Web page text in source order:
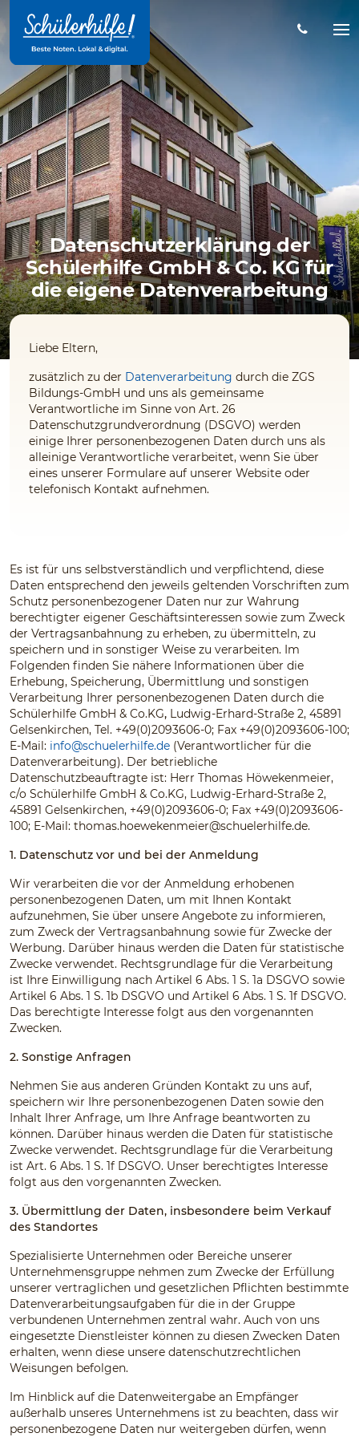
Hauptinhalt
Datenschutzerklärung der
Schülerhilfe GmbH & Co. KG für
die eigene Datenverarbeitung
Liebe Eltern,
zusätzlich zu der Datenverarbeitung durch die ZGS
Bildungs-GmbH und uns als gemeinsame
Verantwortliche im Sinne von Art. 26
Datenschutzgrundverordnung (DSGVO) werden
einige Ihrer personenbezogenen Daten durch uns als
alleinige Verantwortliche verarbeitet, wenn Sie über
eines unserer Formulare auf unserer Website oder
telefonisch Kontakt aufnehmen.
Es ist für uns selbstverständlich und verpflichtend, diese
Daten entsprechend den jeweils geltenden Vorschriften zum
Schutz personenbezogener Daten nur zur Wahrung
berechtigter eigener Geschäftsinteressen sowie zum Zweck
der Vertragsanbahnung zu erheben, zu übermitteln, zu
speichern und in sonstiger Weise zu verarbeiten. Im
Folgenden finden Sie nähere Informationen über die
Erhebung, Speicherung, Übermittlung und sonstigen
Verarbeitung Ihrer personenbezogenen Daten durch die
Schülerhilfe GmbH & Co.KG, Ludwig-Erhard-Straße 2, 45891
Gelsenkirchen, Tel. +49(0)2093606-0; Fax +49(0)2093606-100;
E-Mail: info@schuelerhilfe.de (Verantwortlicher für die
Datenverarbeitung). Der betriebliche
Datenschutzbeauftragte ist: Herr Thomas Höwekenmeier,
c/o Schülerhilfe GmbH & Co.KG, Ludwig-Erhard-Straße 2,
45891 Gelsenkirchen, +49(0)2093606-0; Fax +49(0)2093606-
100; E-Mail: thomas.hoewekenmeier@schuelerhilfe.de.
1. Datenschutz vor und bei der Anmeldung
Wir verarbeiten die vor der Anmeldung erhobenen
personenbezogenen Daten, um mit Ihnen Kontakt
aufzunehmen, Sie über unsere Angebote zu informieren,
zum Zweck der Vertragsanbahnung sowie für Zwecke der
Werbung. Darüber hinaus werden die Daten für statistische
Zwecke verwendet. Rechtsgrundlage für die Verarbeitung
ist Ihre Einwilligung nach Artikel 6 Abs. 1 S. 1a DSGVO sowie
Artikel 6 Abs. 1 S. 1b DSGVO und Artikel 6 Abs. 1 S. 1f DSGVO.
Das berechtigte Interesse folgt aus den vorgenannten
Zwecken.
2. Sonstige Anfragen
Nehmen Sie aus anderen Gründen Kontakt zu uns auf,
speichern wir Ihre personenbezogenen Daten sowie den
Inhalt Ihrer Anfrage, um Ihre Anfrage beantworten zu
können. Darüber hinaus werden die Daten für statistische
Zwecke verwendet. Rechtsgrundlage für die Verarbeitung
ist Art. 6 Abs. 1 S. 1f DSGVO. Unser berechtigtes Interesse
folgt aus den vorgenannten Zwecken.
3. Übermittlung der Daten, insbesondere beim Verkauf
des Standortes
Spezialisierte Unternehmen oder Bereiche unserer
Unternehmensgruppe nehmen zum Zwecke der Erfüllung
unserer vertraglichen und gesetzlichen Pflichten bestimmte
Datenverarbeitungsaufgaben für die in der Gruppe
verbundenen Unternehmen zentral wahr. Auch von uns
eingesetzte Dienstleister können zu diesen Zwecken Daten
erhalten, wenn diese unsere datenschutzrechtlichen
Weisungen befolgen.
Im Hinblick auf die Datenweitergabe an Empfänger
außerhalb unseres Unternehmens ist zu beachten, dass wir
personenbezogene Daten nur weitergeben dürfen, wenn